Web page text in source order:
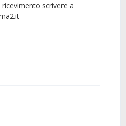
ricevimento scrivere a